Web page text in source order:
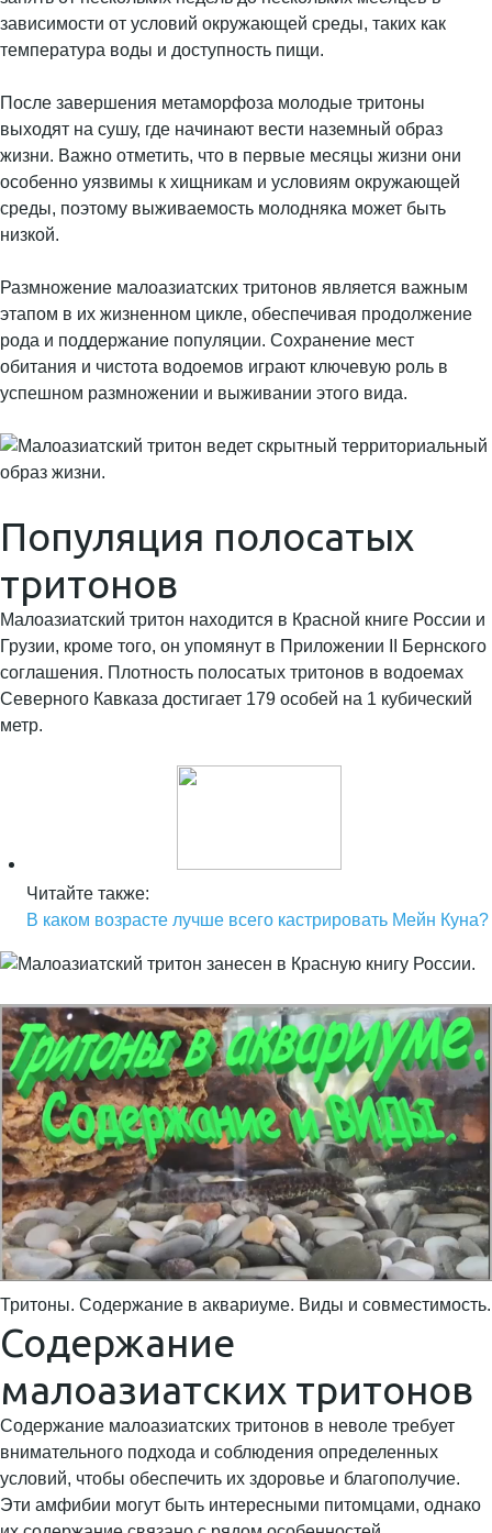
зависимости от условий окружающей среды, таких как
температура воды и доступность пищи.
После завершения метаморфоза молодые тритоны
выходят на сушу, где начинают вести наземный образ
жизни. Важно отметить, что в первые месяцы жизни они
особенно уязвимы к хищникам и условиям окружающей
среды, поэтому выживаемость молодняка может быть
низкой.
Размножение малоазиатских тритонов является важным
этапом в их жизненном цикле, обеспечивая продолжение
рода и поддержание популяции. Сохранение мест
обитания и чистота водоемов играют ключевую роль в
успешном размножении и выживании этого вида.
Популяция полосатых
тритонов
Малоазиатский тритон находится в Красной книге России и
Грузии, кроме того, он упомянут в Приложении II Бернского
соглашения. Плотность полосатых тритонов в водоемах
Северного Кавказа достигает 179 особей на 1 кубический
метр.
Читайте также:
В каком возрасте лучше всего кастрировать Мейн Куна?
Тритоны. Содержание в аквариуме. Виды и совместимость.
Содержание
малоазиатских тритонов
Содержание малоазиатских тритонов в неволе требует
внимательного подхода и соблюдения определенных
условий, чтобы обеспечить их здоровье и благополучие.
Эти амфибии могут быть интересными питомцами, однако